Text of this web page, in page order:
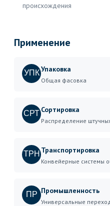
происхождения
Применение
УПКУпаковка
Общая фасовка
СРТ Сортировка
Распределение
ТРН Транспортировка
Конвейерные системы
ПР Промышленность
Универсальные